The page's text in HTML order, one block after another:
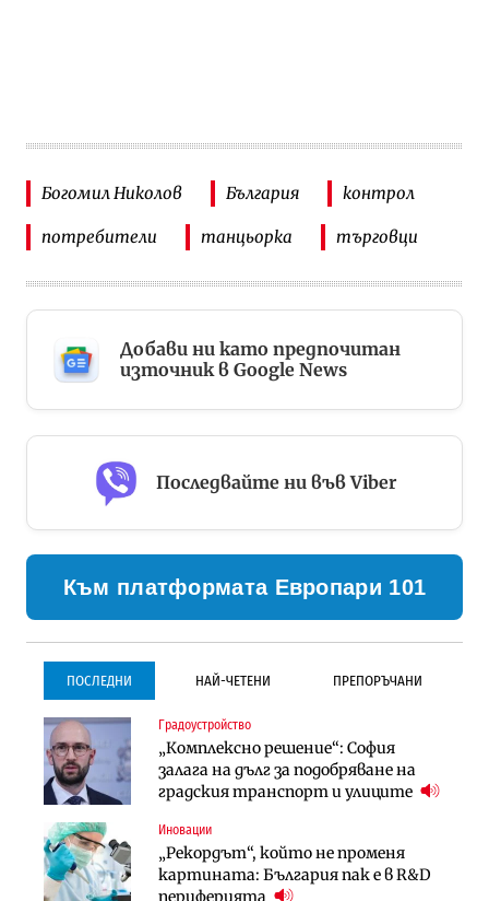
Богомил Николов България контрол
потребители танцьорка търговци
Добави ни като предпочитан
източник в Google News
Последвайте ни във Viber
Към платформата Европари 101
ПОСЛЕДНИ НАЙ-ЧЕТЕНИ ПРЕПОРЪЧАНИ
Градоустройство
„Комплексно решение“: София
залага на дълг за подобряване на
градския транспорт и улиците
Иновации
„Рекордът“, който не променя
картината: България пак е в R&D
периферията
Градоустройство
Столична община избра
изпълнител за преместването на
трамвайното трасе по бул.
Инфраструктура
Проектирането на тунела под
Петрохан ще върви паралелно с
Инфраструктура
Проектирането на тунела под
Петрохан ще върви паралелно с
екологичните оценки
Компании
„Хювефарма“ подписа договор за
придобиване на Euroapi Italy